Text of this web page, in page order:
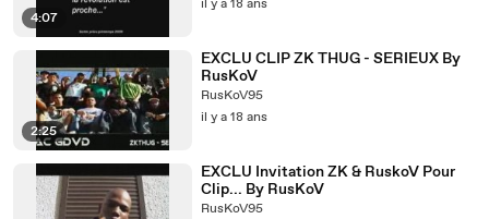
4:07
il y a 18 ans
2:25
EXCLU CLIP ZK THUG - SERIEUX By
RusKoV
RusKoV95
il y a 18 ans
EXCLU Invitation ZK & RuskoV Pour
Clip... By RusKoV
RusKoV95